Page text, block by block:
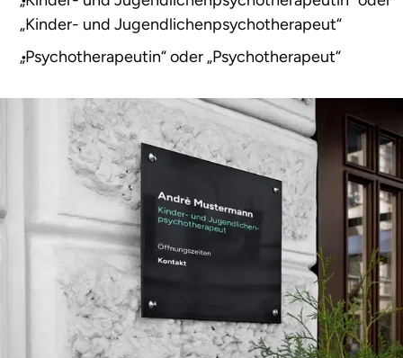
„Kinder- und Jugendlichenpsychotherapeut“
„Psychotherapeutin“ oder „Psychotherapeut“